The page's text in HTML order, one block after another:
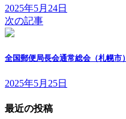
2025年5月24日
次の記事
全国郵便局長会通常総会（札幌市）
2025年5月25日
最近の投稿